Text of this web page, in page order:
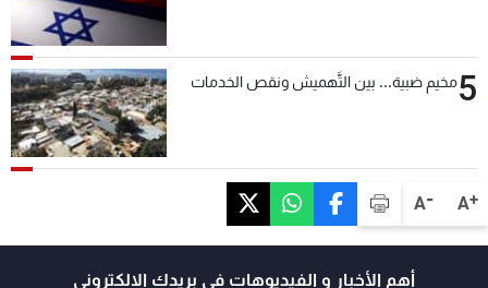
A+
A-
5مخيم ضبية... بين التَّهميش ونقص الخدمات
أهم الأخبار و الفيديوهات في بريدك الالكتروني